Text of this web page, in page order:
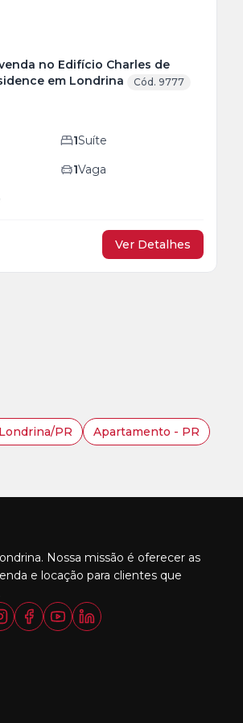
no Edifício Charles de
em Londrina
Cód. 9777
1Suíte
1Vaga
Ver Detalhes
PR Apartamento - PR
Nossa missão é oferecer as
e locação para clientes que